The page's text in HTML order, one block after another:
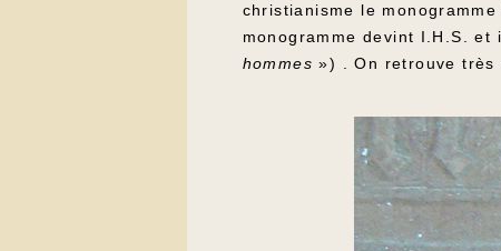
christianisme le
monogramme devint I.H.S. et
hommes ») . On retrouve très